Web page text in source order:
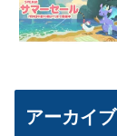
アーカイブ